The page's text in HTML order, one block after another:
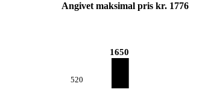
Angivet maksimal pris kr. 1776
520
1650